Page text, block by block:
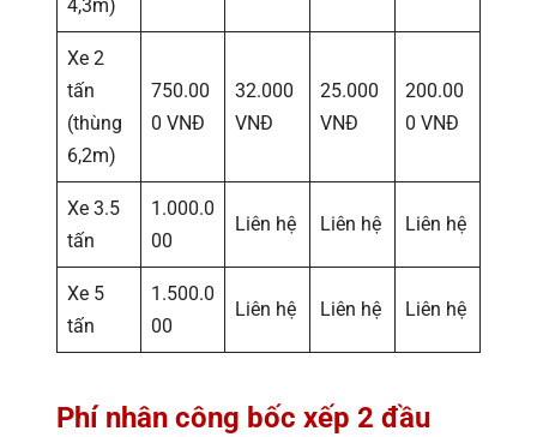
4,3m)
Xe 2
tấn
(thùng
6,2m)
750.00
0 VNĐ
32.000
VNĐ
25.000
VNĐ
200.00
0 VNĐ
Xe 3.5
tấn
1.000.0
00
Liên hệ Liên hệ Liên hệ
Xe 5
tấn
1.500.0
00
Liên hệ Liên hệ Liên hệ
Phí nhân công bốc xếp 2 đầu